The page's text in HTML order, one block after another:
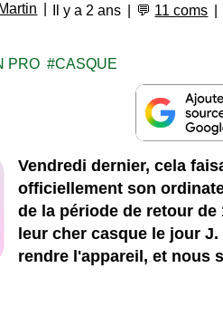
Il y a 2 ans 💬 11 coms
PRO CASQUE
Vendredi dernier, cela
officiellement son
de la période de retour
leur cher casque le jour
rendre l'appareil, et nous